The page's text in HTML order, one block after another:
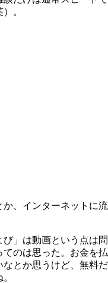
。
、インターネットに流
」は動画という点は問
のは思った。お金を払
なとか思うけど、無料だ